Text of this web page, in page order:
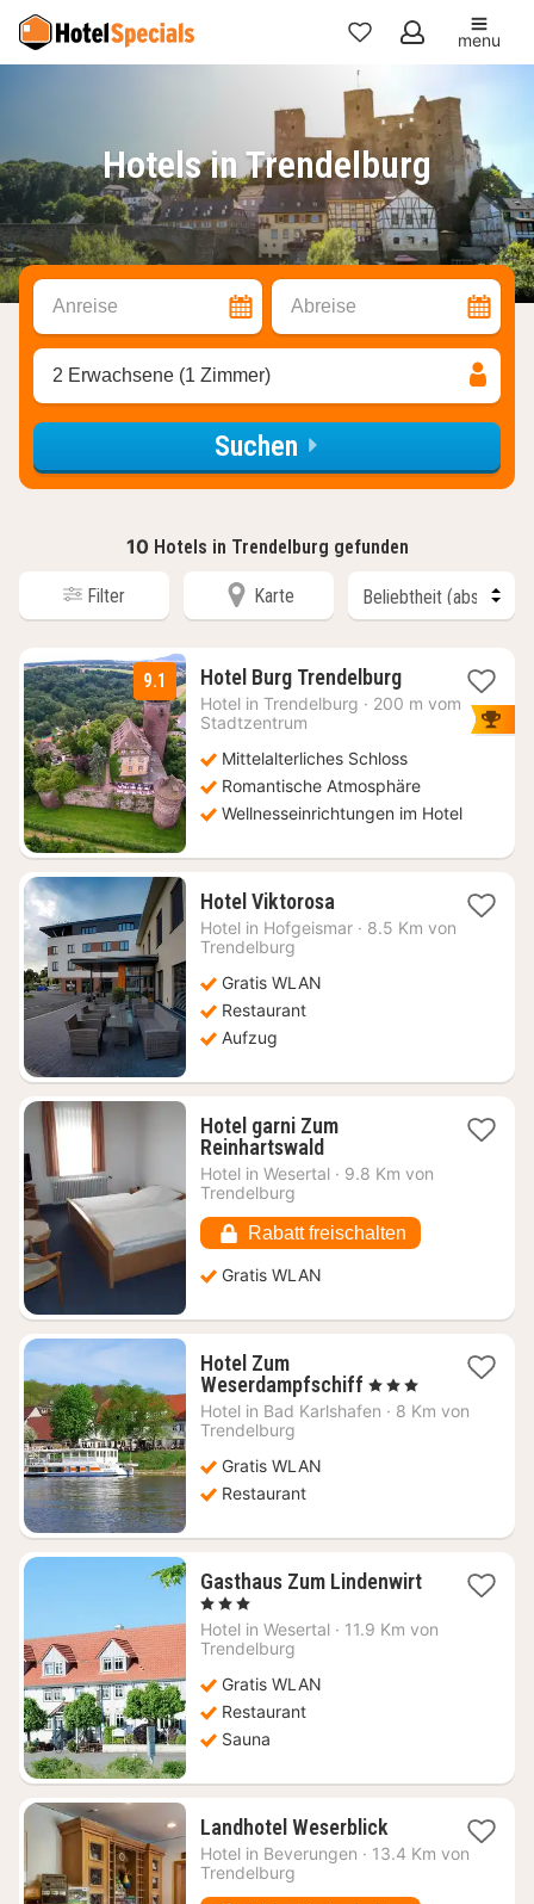
Meine
Favoriten
menu
Hotels in Trendelburg
Anreise Abreise
2 Erwachsene (1 Zimmer)
Suchen
10 Hotels in Trendelburg gefunden
Filter Karte
9.1 Hotel Burg Trendelburg2
Nächte
€
Hotel in Trendelburg · 200 m vom
Stadtzentrum
Mittelalterliches Schloss
Romantische Atmosphäre
Wellnesseinrichtungen im Hotel
Hotel Viktorosa1
Nacht
Hotel in Hofgeismar · 8.5 Km von
Trendelburg
Gratis WLAN
Restaurant
Aufzug
Hotel garni Zum
Reinhartswald1
Nacht
€
Hotel in Wesertal · 9.8 Km von
Trendelburg
Rabatt freischalten
Gratis WLAN
Hotel Zum
Weserdampfschiff 1
Nacht
, 3 Sterne
Hotel in Bad Karlshafen · 8 Km von
Trendelburg
Gratis WLAN
Restaurant
Gasthaus Zum Lindenwirt
1
Nacht
ab
€
, 3 Sterne
Hotel in Wesertal · 11.9 Km von
Trendelburg
Gratis WLAN
Restaurant
Sauna
Landhotel Weserblick1
Nacht
Hotel in Beverungen · 13.4 Km von
Trendelburg